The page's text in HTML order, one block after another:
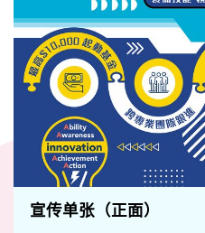
宣传单张（正面）